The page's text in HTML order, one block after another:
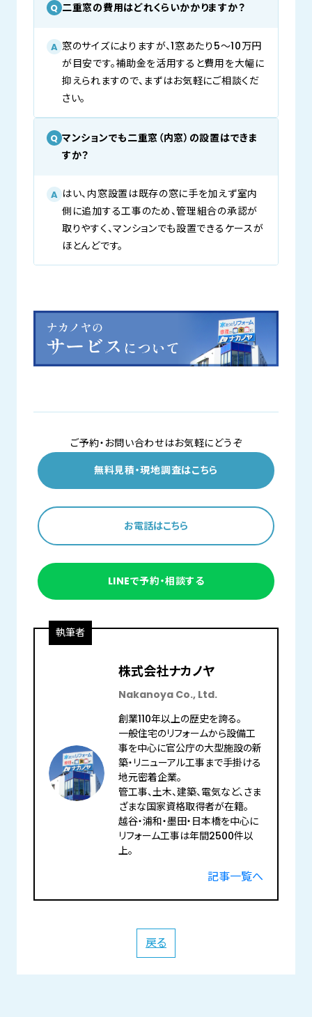
Q 二重窓の費用はどれくらいかかりますか？
A 窓のサイズによりますが、1窓あたり5〜10万円
が目安です。補助金を活用すると費用を大幅に
抑えられますので、まずはお気軽にご相談くだ
さい。
Q マンションでも二重窓（内窓）の設置はできま
すか？
A はい、内窓設置は既存の窓に手を加えず室内
側に追加する工事のため、管理組合の承認が
取りやすく、マンションでも設置できるケースが
ほとんどです。
ご予約・お問い合わせはお気軽にどうぞ
無料見積・現地調査はこちら
お電話はこちら
LINEで予約・相談する
執筆者
株式会社ナカノヤ
Nakanoya Co., Ltd.
創業110年以上の歴史を誇る。
一般住宅のリフォームから設備工
事を中心に官公庁の大型施設の新
築・リニューアル工事まで手掛ける
地元密着企業。
管工事、土木、建築、電気など、さま
ざまな国家資格取得者が在籍。
越谷・浦和・墨田・日本橋を中心に
リフォーム工事は年間2500件以
上。
記事一覧へ
戻る